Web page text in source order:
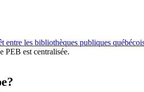
entre les bibliothèques publiques
PEB est centralisée.